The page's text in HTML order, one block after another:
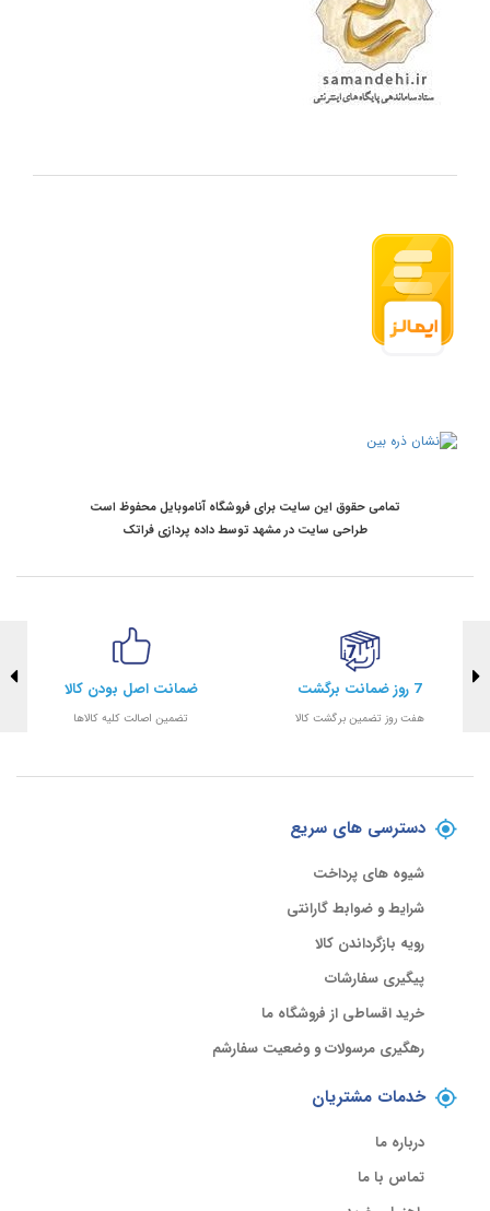
تمامی حقوق این سایت برای فروشگاه آناموبایل محفوظ است
طراحی سایت در مشهد توسطداده پردازی فراتک
7 روز ضمانت برگشت
هفت روز تضمین برگشت کالا
ضمانت اصل بودن کالا
تضمین اصالت کلیه کالاها
دسترسی های سریع
شیوه های پرداخت
شرایط و ضوابط گارانتی
رویه بازگرداندن کالا
پیگیری سفارشات
خرید اقساطی از فروشگاه ما
رهگیری مرسولات و وضعیت سفارشم
خدمات مشتریان
درباره ما
تماس با ما